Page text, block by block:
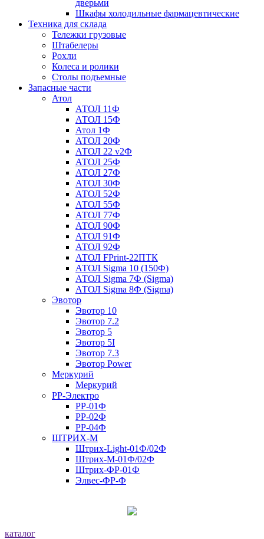
дверьми
Шкафы холодильные фармацевтические
Техника для склада
Тележки грузовые
Штабелеры
Рохли
Колеса и ролики
Столы подъемные
Запасные части
Атол
АТОЛ 11Ф
АТОЛ 15Ф
Атол 1Ф
АТОЛ 20Ф
АТОЛ 22 v2Ф
АТОЛ 25Ф
АТОЛ 27Ф
АТОЛ 30Ф
АТОЛ 52Ф
АТОЛ 55Ф
АТОЛ 77Ф
АТОЛ 90Ф
АТОЛ 91Ф
АТОЛ 92Ф
АТОЛ FPrint-22ПТК
АТОЛ Sigma 10 (150Ф)
АТОЛ Sigma 7Ф (Sigma)
АТОЛ Sigma 8Ф (Sigma)
Эвотор
Эвотор 10
Эвотор 7.2
Эвотор 5
Эвотор 5I
Эвотор 7.3
Эвотор Power
Меркурий
Меркурий
РР-Электро
РР-01Ф
РР-02Ф
РР-04Ф
ШТРИХ-М
Штрих-Light-01Ф/02Ф
Штрих-М-01Ф/02Ф
Штрих-ФР-01Ф
Элвес-ФР-Ф
каталог